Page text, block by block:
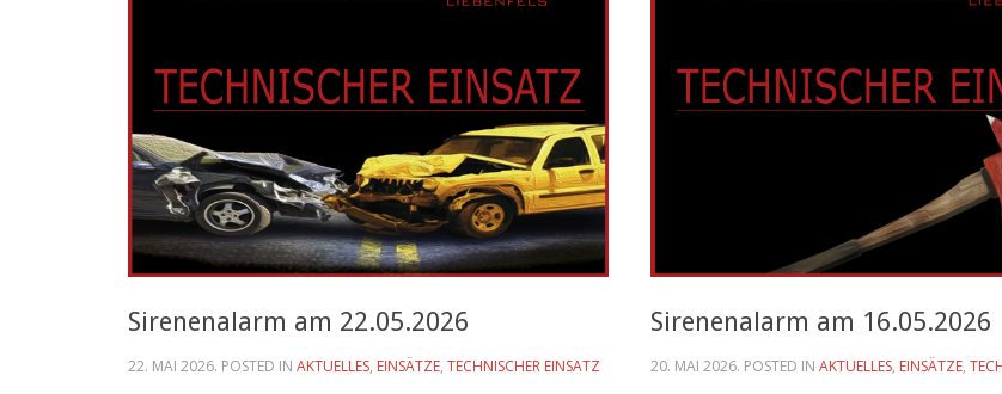
Sirenenalarm am 22.05.2026
22. MAI 2026. POSTED IN AKTUELLES, EINSÄTZE, TECHNISCHER EINSATZ
Sirenenalarm am 16.05.2026
20. MAI 2026. POSTED IN AKTUELLES, EINSÄTZE,